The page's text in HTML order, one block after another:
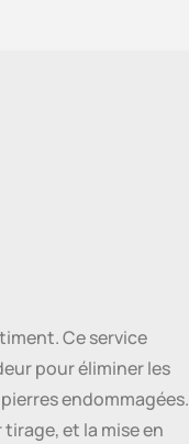
Ce service
pour éliminer les
endommagées.
et la mise en